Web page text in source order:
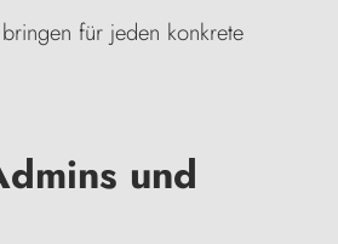
für jeden konkrete
und